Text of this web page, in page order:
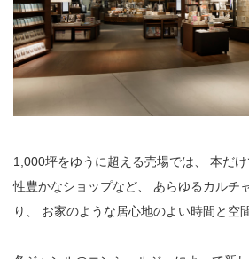
1,000坪をゆうに超える売場では、 本だ
性豊かなショップなど、 あらゆるカルチ
り、 お家のような居心地のよい時間と空